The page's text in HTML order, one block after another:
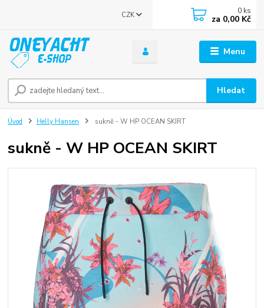
Menu
CZK
Hledat
0 ks
za 0,00 Kč
Úvod Helly Hansen sukně - W HP OCEAN SKIRT
sukně - W HP OCEAN SKIRT